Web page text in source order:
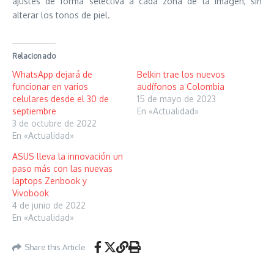
alterar los tonos de piel.
Relacionado
WhatsApp dejará de
funcionar en varios
celulares desde el 30 de
septiembre
3 de octubre de 2022
En «Actualidad»
Belkin trae los nuevos
audífonos a Colombia
15 de mayo de 2023
En «Actualidad»
ASUS lleva la innovación un
paso más con las nuevas
laptops Zenbook y
Vivobook
4 de junio de 2022
En «Actualidad»
Share this Article